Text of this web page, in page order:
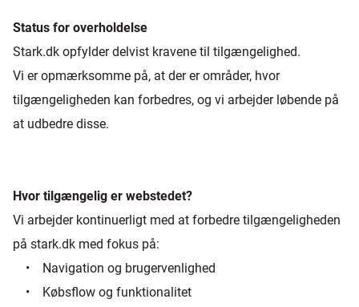
Status for overholdelse
Stark.dk opfylder delvist kravene til tilgængelighed.
Vi er opmærksomme på, at der er områder, hvor
tilgængeligheden kan forbedres, og vi arbejder løbende på
at udbedre disse.
Hvor tilgængelig er webstedet?
Vi arbejder kontinuerligt med at forbedre tilgængeligheden
på stark.dk med fokus på:
• Navigation og brugervenlighed
• Købsflow og funktionalitet